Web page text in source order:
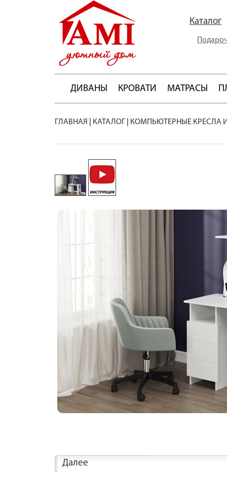
Каталог
ДИВАНЫ КРОВАТИ МАТРАСЫ
ГЛАВНАЯ КАТАЛОГ КОМПЬЮТЕРНЫЕ КРЕСЛА
Далее